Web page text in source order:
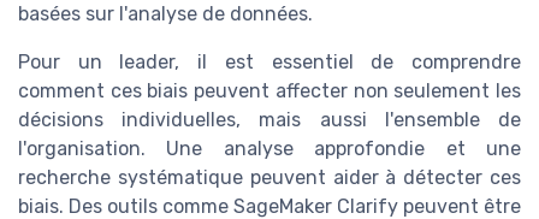
basées sur l'analyse de données.
Pour un leader, il est essentiel de comprendre
comment ces biais peuvent affecter non seulement les
décisions individuelles, mais aussi l'ensemble de
l'organisation. Une analyse approfondie et une
recherche systématique peuvent aider à détecter ces
biais. Des outils comme SageMaker Clarify peuvent être